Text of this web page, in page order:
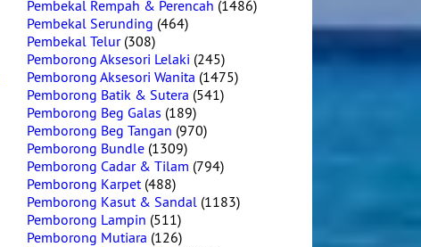
Pembekal Rempah & Perencah (1486)
Pembekal Serunding (464)
Pembekal Telur(308)
Pemborong Aksesori Lelaki (245)
Pemborong Aksesori Wanita (1475)
Pemborong Batik & Sutera (541)
Pemborong Beg Galas (189)
Pemborong Beg Tangan (970)
Pemborong Bundle (1309)
Pemborong Cadar & Tilam (794)
Pemborong Karpet(488)
Pemborong Kasut & Sandal (1183)
Pemborong Lampin (511)
Pemborong Mutiara (126)